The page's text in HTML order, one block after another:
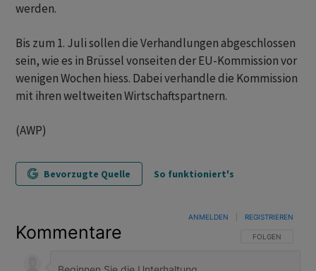
werden.
Bis zum 1. Juli sollen die Verhandlungen abgeschlossen
sein, wie es in Brüssel vonseiten der EU-Kommission vor
wenigen Wochen hiess. Dabei verhandle die Kommission
mit ihren weltweiten Wirtschaftspartnern.
(AWP)
Bevorzugte Quelle So funktioniert's
Kommentare FOLGE DIESER
FOLGEN
ANMELDEN REGISTRIEREN